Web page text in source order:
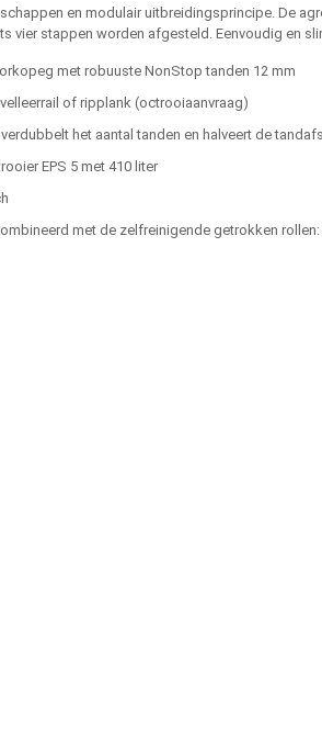
en modulair uitbreidingsprincipe. De
vier stappen worden afgesteld. Eenvoudig en
met robuuste NonStop tanden 12 mm
of ripplank (octrooiaanvraag)
het aantal tanden en halveert de
EPS 5 met 410 liter
met de zelfreinigende getrokken